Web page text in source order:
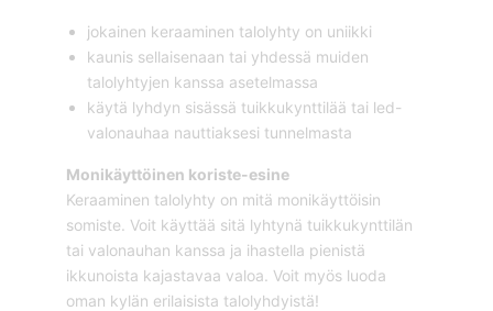
jokainen keraaminen talolyhty on uniikki
kaunis sellaisenaan tai yhdessä muiden
talolyhtyjen kanssa asetelmassa
käytä lyhdyn sisässä tuikkukynttilää tai led-
valonauhaa nauttiaksesi tunnelmasta
Monikäyttöinen koriste-esine
Keraaminen talolyhty on mitä monikäyttöisin
somiste. Voit käyttää sitä lyhtynä tuikkukynttilän
tai valonauhan kanssa ja ihastella pienistä
ikkunoista kajastavaa valoa. Voit myös luoda
oman kylän erilaisista talolyhdyistä!